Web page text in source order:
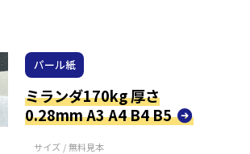
パール紙
ミランダ170kg 厚さ
0.28mm A3 A4 B4 B5
サイズ / 無料見本